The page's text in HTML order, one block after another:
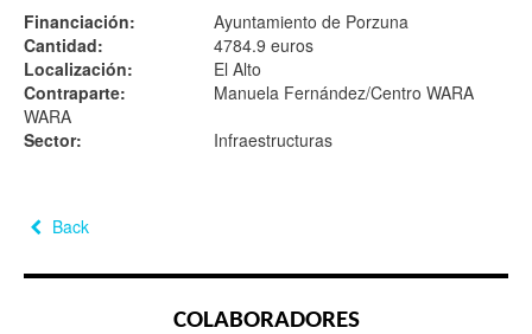
Financiación:
Ayuntamiento de Porzuna
Cantidad:
4784.9 euros
Localización:
El Alto
Contraparte:
Manuela Fernández/Centro WARA
WARA
Sector:
Infraestructuras
Back
COLABORADORES